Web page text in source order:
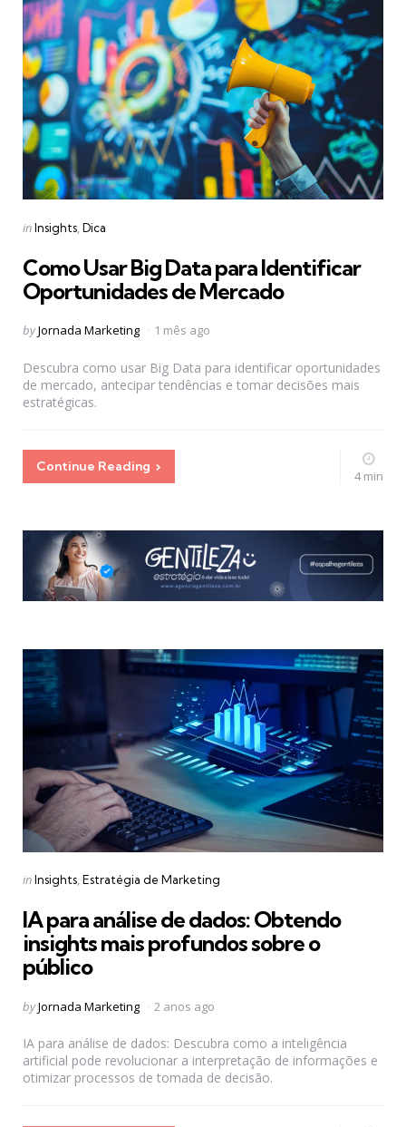
Categories
Posted
inInsights Dica
Como Usar Big Data para Identificar
Oportunidades de Mercado
Posted
byJornada Marketing 1 mês ago
Descubra como usar Big Data para identificar oportunidades
de mercado, antecipar tendências e tomar decisões mais
estratégicas.
Continue Reading
4 min
Categories
Posted
inInsights Estratégia de Marketing
IA para análise de dados: Obtendo
insights mais profundos sobre o
público
Posted
byJornada Marketing 2 anos ago
IA para análise de dados: Descubra como a inteligência
artificial pode revolucionar a interpretação de informações e
otimizar processos de tomada de decisão.